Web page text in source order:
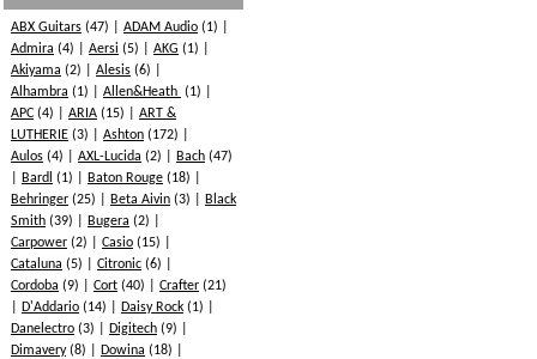
ABX Guitars (47) ADAM Audio (1)
Admira (4) Aersi (5) AKG (1)
Akiyama (2) Alesis (6)
Alhambra (1) Allen&Heath (1)
APC (4) ARIA (15)
ART &
LUTHERIE (3) Ashton (172)
Aulos (4) AXL-Lucida (2) Bach (47)
Bardl (1) Baton Rouge (18)
Behringer (25) Beta Aivin (3)
Black
Smith (39) Bugera (2)
Carpower (2) Casio (15)
Cataluna (5) Citronic (6)
Cordoba (9) Cort (40) Crafter (21)
D'Addario (14) Daisy Rock (1)
Danelectro (3) Digitech (9)
Dimavery(8) Dowina (18)